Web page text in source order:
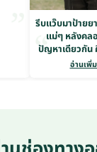
รีบแว๊บมาป้ายย
แม่ๆ หลังคล
ปัญหาเดียวกัน
หนักม
อ่านเพิ่